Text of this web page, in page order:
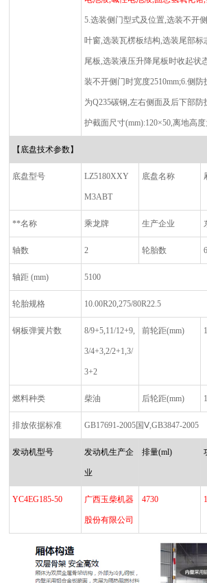
5.选装侧门型式及位置,选装不开
叶窗,选装瓦楞板结构,选装尾部标
尾板,选装液压升降尾板时收起状
装不开侧门时宽度2510mm;6.侧防
为Q235碳钢,左右侧面及后下部防
护截面尺寸(mm):120×50,离地高
【底盘技术参数】
底盘型号 LZ5180XXY
M3ABT
底盘名称
**名称 乘龙牌 生产企业
轴数 2 轮胎数 6
轴距 (mm) 5100
轮胎规格 10.00R20,275/80R22.5
钢板弹簧片数 8/9+5,11/12+9,
3/4+3,2/2+1,3/
3+2
前轮距(mm)
燃料种类 柴油 后轮距(mm)
排放依据标准 GB17691-2005国Ⅴ,GB3847-2005
发动机型号 发动机生产企
业
排量(ml)
YC4EG185-50 广西玉柴机器
股份有限公司
4730